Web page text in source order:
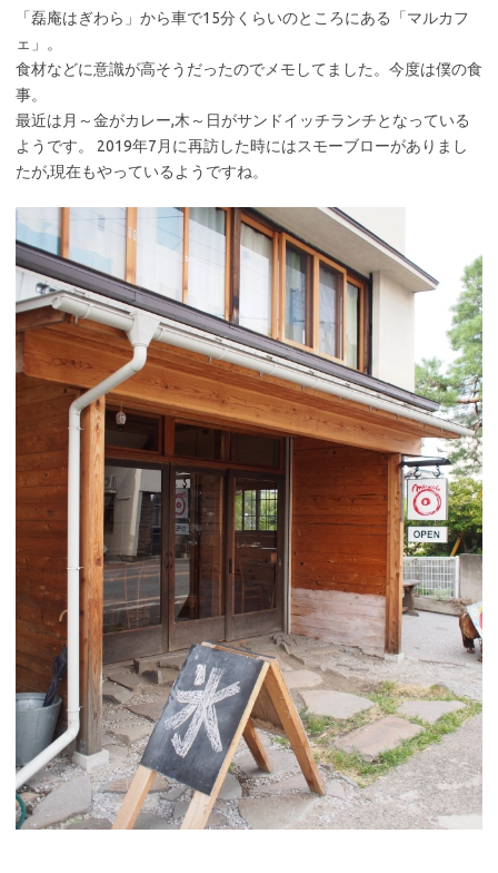
「磊庵はぎわら」から車で15分くらいのところにある「マルカフ
ェ」。
食材などに意識が高そうだったのでメモしてました。今度は僕の食
事。
最近は月～金がカレー,木～日がサンドイッチランチとなっている
ようです。 2019年7月に再訪した時にはスモーブローがありまし
たが,現在もやっているようですね。